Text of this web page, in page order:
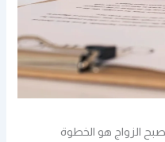
الزواج هو الخطوة